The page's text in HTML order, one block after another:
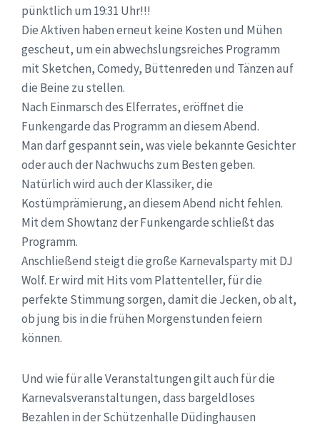
pünktlich um 19:31 Uhr!!!
Die Aktiven haben erneut keine Kosten und Mühen
gescheut, um ein abwechslungsreiches Programm
mit Sketchen, Comedy, Büttenreden und Tänzen auf
die Beine zu stellen.
Nach Einmarsch des Elferrates, eröffnet die
Funkengarde das Programm an diesem Abend.
Man darf gespannt sein, was viele bekannte Gesichter
oder auch der Nachwuchs zum Besten geben.
Natürlich wird auch der Klassiker, die
Kostümprämierung, an diesem Abend nicht fehlen.
Mit dem Showtanz der Funkengarde schließt das
Programm.
Anschließend steigt die große Karnevalsparty mit DJ
Wolf. Er wird mit Hits vom Plattenteller, für die
perfekte Stimmung sorgen, damit die Jecken, ob alt,
ob jung bis in die frühen Morgenstunden feiern
können.
Und wie für alle Veranstaltungen gilt auch für die
Karnevalsveranstaltungen, dass bargeldloses
Bezahlen in der Schützenhalle Düdinghausen